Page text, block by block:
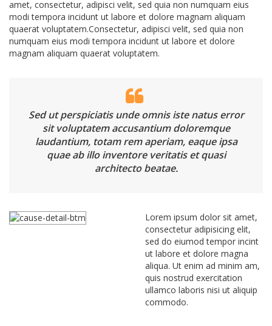
amet, consectetur, adipisci velit, sed quia non numquam eius
modi tempora incidunt ut labore et dolore magnam aliquam
quaerat voluptatem.Consectetur, adipisci velit, sed quia non
numquam eius modi tempora incidunt ut labore et dolore
magnam aliquam quaerat voluptatem.
Sed ut perspiciatis unde omnis iste natus error
sit voluptatem accusantium doloremque
laudantium, totam rem aperiam, eaque ipsa
quae ab illo inventore veritatis et quasi
architecto beatae.
Lorem ipsum dolor sit amet,
consectetur adipisicing elit,
sed do eiumod tempor incint
ut labore et dolore magna
aliqua. Ut enim ad minim am,
quis nostrud exercitation
ullamco laboris nisi ut aliquip
commodo.